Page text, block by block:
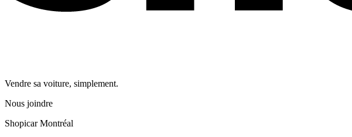
Vendre sa voiture, simplement.
Nous joindre
Shopicar Montréal